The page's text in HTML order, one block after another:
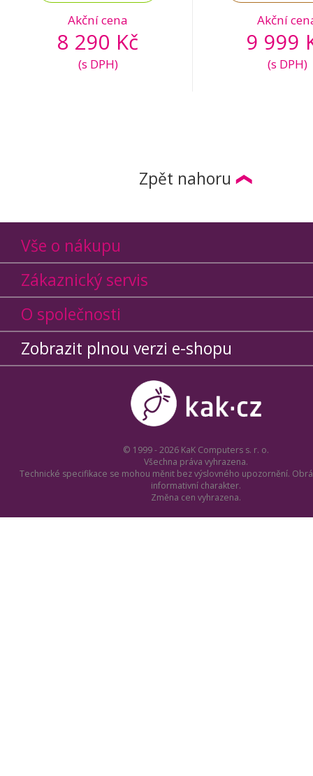
Akční cena
8 290 Kč
(s DPH)
Akční
9 999
(s DPH)
Zpět nahoru
Vše o nákupu
Zákaznický servis
O společnosti
Zobrazit plnou verzi e-shopu
© 1999 - 2026 KaK Computers s. r. o.
Všechna práva vyhrazena.
Technické specifikace se mohou měnit bez výslovného upozornění.
informativní charakter.
Změna cen vyhrazena.